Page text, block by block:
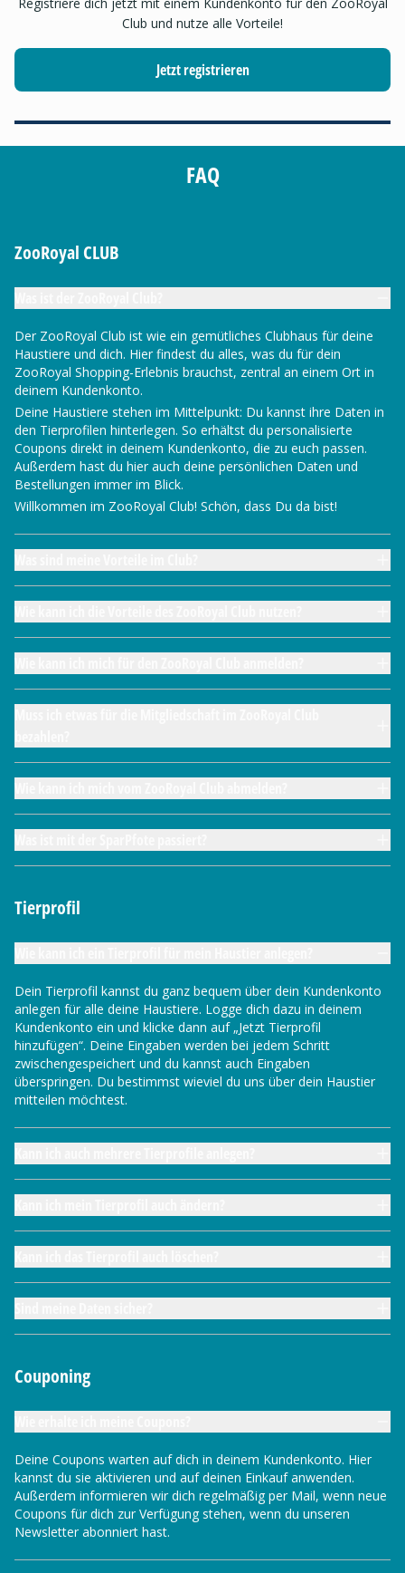
Club und nutze alle Vorteile!
Jetzt registrieren
FAQ
ZooRoyal CLUB
Der ZooRoyal Club ist wie ein gemütliches Clubhaus für deine
Haustiere und dich. Hier findest du alles, was du für dein
ZooRoyal Shopping-Erlebnis brauchst, zentral an einem Ort in
deinem Kundenkonto.
Deine Haustiere stehen im Mittelpunkt: Du kannst ihre Daten in
den Tierprofilen hinterlegen. So erhältst du personalisierte
Coupons direkt in deinem Kundenkonto, die zu euch passen.
Außerdem hast du hier auch deine persönlichen Daten und
Bestellungen immer im Blick.
Willkommen im ZooRoyal Club! Schön, dass Du da bist!
Tierprofil
Dein Tierprofil kannst du ganz bequem über dein Kundenkonto
anlegen für alle deine Haustiere. Logge dich dazu in deinem
Kundenkonto ein und klicke dann auf „Jetzt Tierprofil
hinzufügen“. Deine Eingaben werden bei jedem Schritt
zwischengespeichert und du kannst auch Eingaben
überspringen. Du bestimmst wieviel du uns über dein Haustier
mitteilen möchtest.
Couponing
Deine Coupons warten auf dich in deinem Kundenkonto. Hier
kannst du sie aktivieren und auf deinen Einkauf anwenden.
Außerdem informieren wir dich regelmäßig per Mail, wenn neue
Coupons für dich zur Verfügung stehen, wenn du unseren
Newsletter abonniert hast.